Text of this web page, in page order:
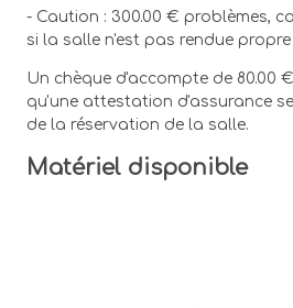
- Caution : 300.00 € problèmes,
si la salle n'est pas rendue propre
Un chèque d'accompte de 80.00
qu'une attestation d'assurance
de la réservation de la salle.
Matériel disponible